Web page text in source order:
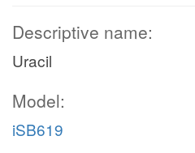
Descriptive name:
Uracil
Model:
iSB619